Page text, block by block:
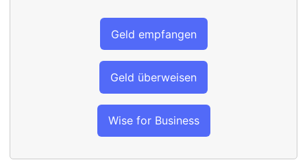
Geld empfangen
Geld überweisen
Wise for Business